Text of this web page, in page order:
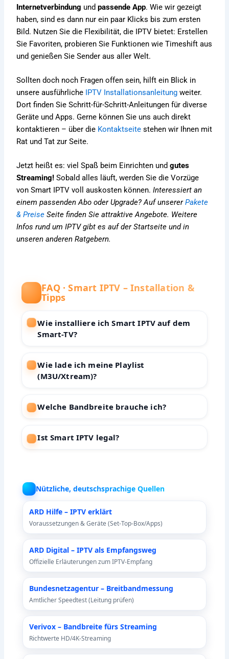
Internetverbindung undpassende App. Wie wir gezeigt
haben, sind es dann nur ein paar Klicks bis zum ersten
Bild. Nutzen Sie die Flexibilität, die IPTV bietet: Erstellen
Sie Favoriten, probieren Sie Funktionen wie Timeshift aus
und genießen Sie Sender aus aller Welt.
Sollten doch noch Fragen offen sein, hilft ein Blick in
unsere ausführliche IPTV Installationsanleitung weiter.
Dort finden Sie Schritt-für-Schritt-Anleitungen für diverse
Geräte und Apps. Gerne können Sie uns auch direkt
kontaktieren – über die Kontaktseite stehen wir Ihnen mit
Rat und Tat zur Seite.
Jetzt heißt es: viel Spaß beim Einrichten undgutes
Streaming! Sobald alles läuft, werden Sie die Vorzüge
von Smart IPTV voll auskosten können.Interessiert an
einem passenden Abo oder Upgrade? Auf unsererPakete
& Preise Seite finden Sie attraktive Angebote. Weitere
Infos rund um IPTV gibt es auf derStartseite und in
unseren anderen Ratgebern.
FAQ · Smart IPTV – Installation &
Tipps
Wie installiere ich Smart IPTV auf dem
Smart-TV?
Wie lade ich meine Playlist
(M3U/Xtream)?
Welche Bandbreite brauche ich?
Ist Smart IPTV legal?
Nützliche, deutschsprachige Quellen
ARD Hilfe – IPTV erklärt
Voraussetzungen & Geräte (Set-Top-Box/Apps)
ARD Digital – IPTV als Empfangsweg
Offizielle Erläuterungen zum IPTV-Empfang
Bundesnetzagentur – Breitbandmessung
Amtlicher Speedtest (Leitung prüfen)
Verivox – Bandbreite fürs Streaming
Richtwerte HD/4K-Streaming